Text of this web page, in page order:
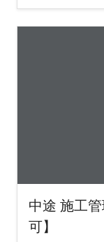
中途 施工
可】